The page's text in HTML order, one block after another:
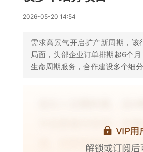
2026-05-20 14:54
需求高景气开启扩产新周期，
局面，头部企业订单排期超6个
生命周期服务，合作建设多个细分